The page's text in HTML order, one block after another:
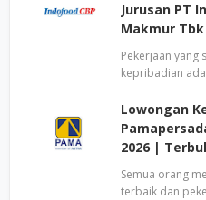
Jurusan PT
Makmur Tbk
Pekerjaan yang
kepribadian
Lowongan
2026 |
Semua orang
terbaik dan